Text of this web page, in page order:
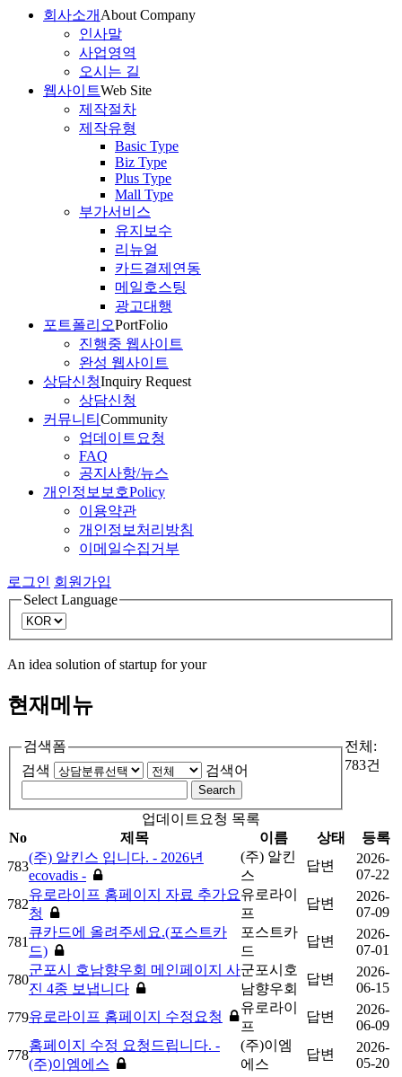
회사소개 About Company
인사말
사업영역
오시는 길
웹사이트Web Site
제작절차
제작유형
Basic Type
Biz Type
Plus Type
Mall Type
부가서비스
유지보수
리뉴얼
카드결제연동
메일호스팅
광고대행
포트폴리오PortFolio
진행중 웹사이트
완성 웹사이트
상담신청Inquiry Request
상담신청
커뮤니티 Community
업데이트요청
FAQ
공지사항/뉴스
개인정보보호Policy
이용약관
개인정보처리방침
이메일수집거부
로그인 회원가입
Select Language
An idea solution of startup for your
현재메뉴
검색폼
검색
검색어
Search
전체:
783건
업데이트요청 목록
No
제목 이름 상태
등록
783
(주) 알킨스 입니다. - 2026년
ecovadis -
(주) 알킨
스
답변
2026-
07-22
782
유로라이프 홈페이지 자료 추가요
청
유로라이
프
답변
2026-
07-09
781
큐카드에 올려주세요.(포스트카
드)
포스트카
드
답변
2026-
07-01
780
군포시 호남향우회 메인페이지 사
진 4종 보냅니다
군포시호
남향우회
답변
2026-
06-15
779유로라이프 홈페이지 수정요청
유로라이
프
답변
2026-
06-09
778
홈페이지 수정 요청드립니다. -
(주)이엠에스
(주)이엠
에스
답변
2026-
05-20